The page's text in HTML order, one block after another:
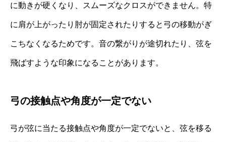
に動きが硬くなり、スムーズなクロスができません。特
に肩が上がったり肘が固定されたりすると弓の移動がぎ
こちなくなるためです。音の繋がりが途切れたり、弦を
飛ばすような印象になることがあります。
弓の接触点や角度が一定でない
弓が弦に当たる接触点や角度が一定でないと、弦を移る